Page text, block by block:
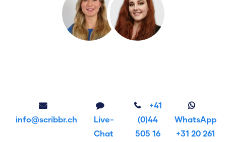
info@scribbr.ch
Live-
Chat
+41
(0)44
505 16
WhatsApp
+31 20 261